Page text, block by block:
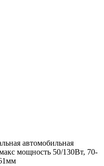
автомобильная
мощность 50/130Вт, 70-